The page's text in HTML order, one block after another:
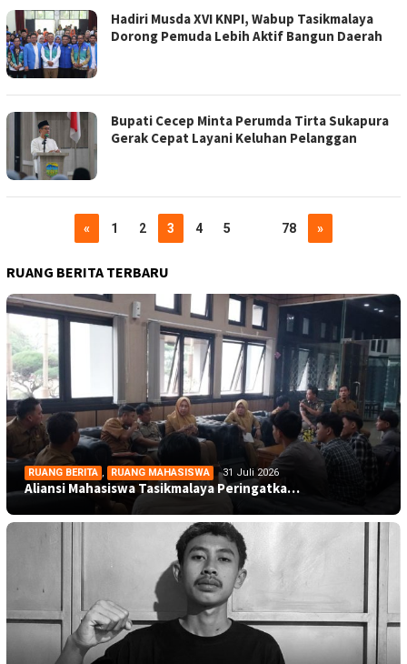
Hadiri Musda XVI KNPI, Wabup Tasikmalaya
Dorong Pemuda Lebih Aktif Bangun Daerah
Bupati Cecep Minta Perumda Tirta Sukapura
Gerak Cepat Layani Keluhan Pelanggan
« 1 2 3 4 5 78 »
RUANG BERITA TERBARU
RUANG BERITA , RUANG MAHASISWA 31 Juli 2026
Aliansi Mahasiswa Tasikmalaya Peringatka…